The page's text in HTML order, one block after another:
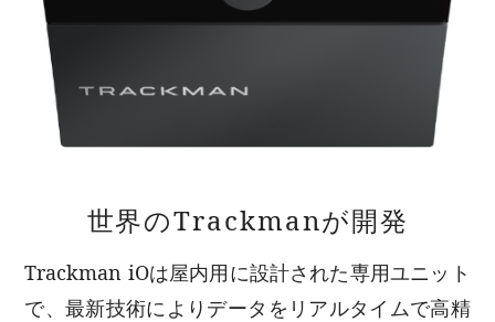
世界のTrackmanが開発
Trackman iOは屋内用に設計された専用ユニット
で、最新技術によりデータをリアルタイムで高精